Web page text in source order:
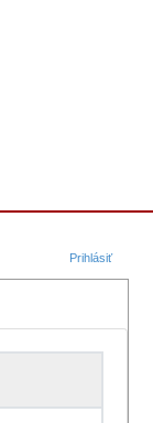
Prihlásiť